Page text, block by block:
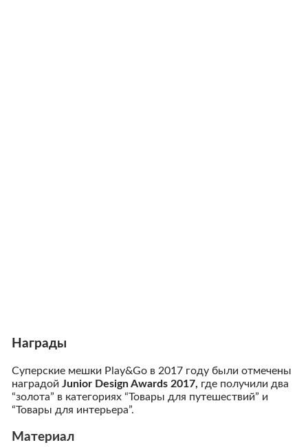
Награды
Суперские мешки Play&Go в 2017 году были отмечены
наградой Junior Design Awards 2017, где получили два
“золота” в категориях “Товары для путешествий” и
“Товары для интерьера”.
Материал